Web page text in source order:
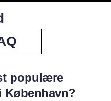
populære
København?